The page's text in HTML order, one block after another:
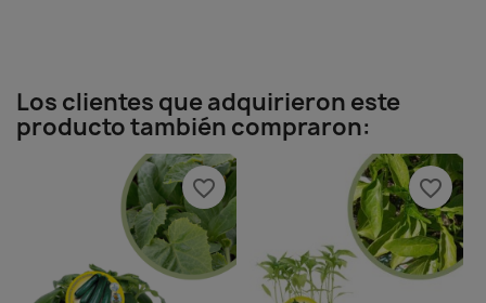
Los clientes que adquirieron este
producto también compraron:
favorite_border favorite_border